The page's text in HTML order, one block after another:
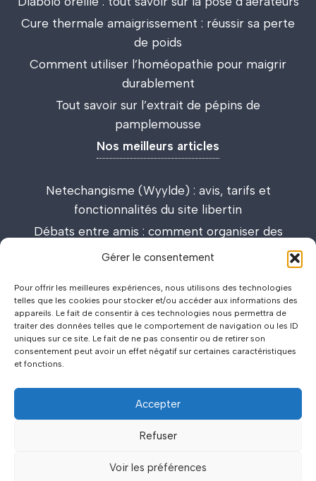
Gérer le consentement
Pour offrir les meilleures expériences, nous utilisons des technologies
telles que les cookies pour stocker et/ou accéder aux informations des
appareils. Le fait de consentir à ces technologies nous permettra de
traiter des données telles que le comportement de navigation ou les ID
uniques sur ce site. Le fait de ne pas consentir ou de retirer son
consentement peut avoir un effet négatif sur certaines caractéristiques
et fonctions.
Accepter
Refuser
Voir les préférences
Cure thermale amaigrissement : réussir sa perte
de poids
Comment utiliser l’homéopathie pour maigrir
durablement
Tout savoir sur l’extrait de pépins de
pamplemousse
Nos meilleurs articles
Netechangisme (Wyylde) : avis, tarifs et
fonctionnalités du site libertin
Débats entre amis : comment organiser des
discussions passionnantes et enrichissantes
Lieux de drague : carte interactive et guide des
meilleurs spots
©2026
Politique de Confidentialité..Mentions Légales..